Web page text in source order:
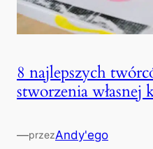
8 najlepszych
stworzenia
—przezAndy'ego